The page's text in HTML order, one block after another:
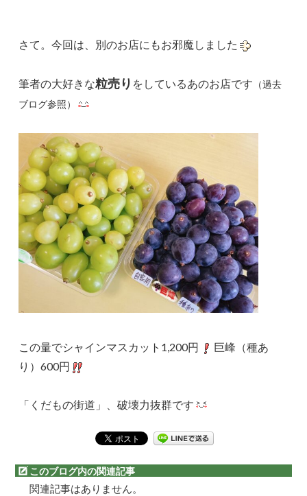
さて。今回は、別のお店にもお邪魔しました
筆者の大好きな粒売り をしているあのお店です （過去
ブログ参照）
この量でシャインマスカット1,200円
巨峰（種あ
り）600円
「くだもの街道」、破壊力抜群です
このブログ内の関連記事
関連記事はありません。